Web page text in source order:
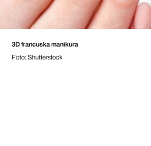
3D francuska manikura
Foto: Shutterstock